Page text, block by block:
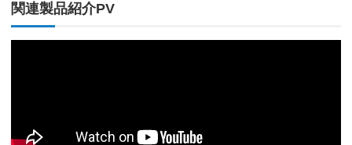
関連製品紹介PV